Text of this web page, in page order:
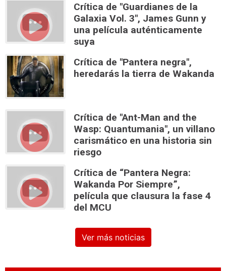
Crítica de "Guardianes de la
Galaxia Vol. 3", James Gunn y
una película auténticamente
suya
Crítica de "Pantera negra",
heredarás la tierra de Wakanda
Crítica de "Ant-Man and the
Wasp: Quantumania", un villano
carismático en una historia sin
riesgo
Crítica de “Pantera Negra:
Wakanda Por Siempre”,
película que clausura la fase 4
del MCU
Ver más noticias